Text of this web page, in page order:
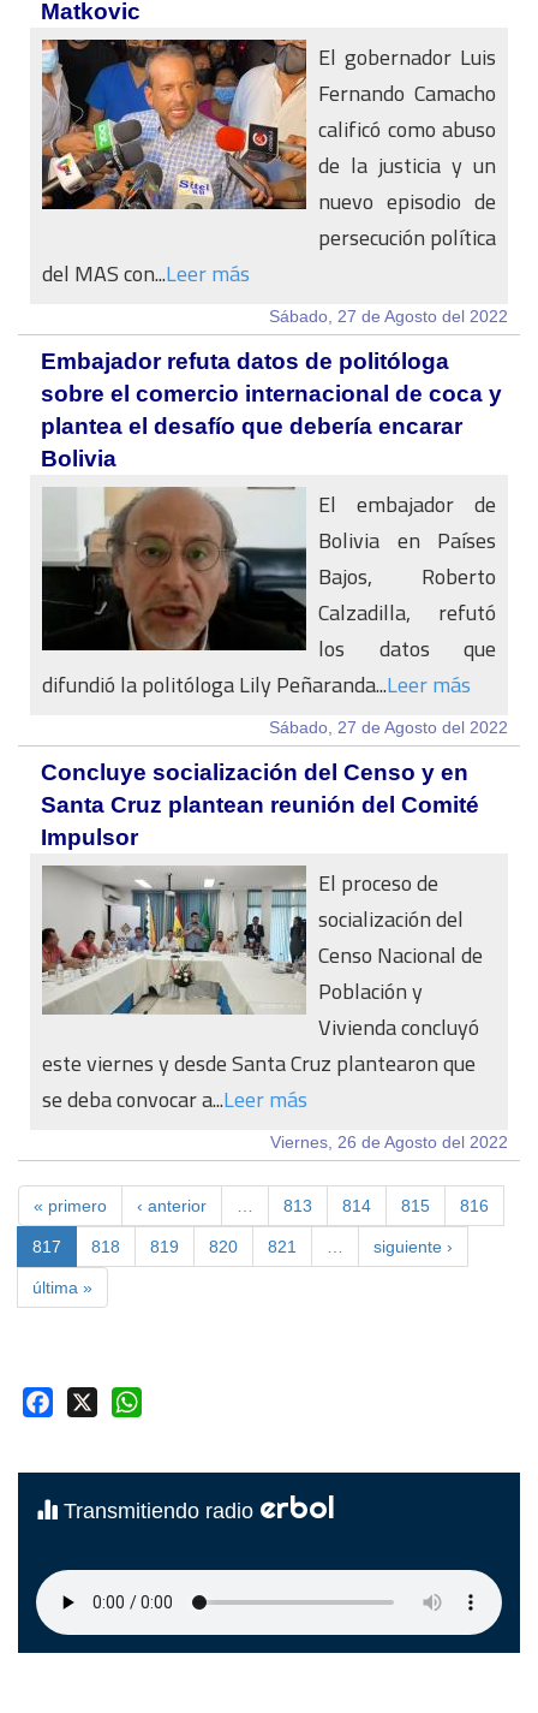
Matkovic
El gobernador Luis
Fernando Camacho
calificó como abuso
de la justicia y un
nuevo episodio de
persecución política
del MAS con...Leer más
Sábado, 27 de Agosto del 2022
Embajador refuta datos de politóloga
sobre el comercio internacional de coca y
plantea el desafío que debería encarar
Bolivia
El embajador de
Bolivia en Países
Bajos, Roberto
Calzadilla, refutó
los datos que
difundió la politóloga Lily Peñaranda...Leer más
Sábado, 27 de Agosto del 2022
Concluye socialización del Censo y en
Santa Cruz plantean reunión del Comité
Impulsor
El proceso de
socialización del
Censo Nacional de
Población y
Vivienda concluyó
este viernes y desde Santa Cruz plantearon que
se deba convocar a...Leer más
Viernes, 26 de Agosto del 2022
« primero ‹ anterior 813 814 815 816
817 818 819 820 821 siguiente ›
última »
Facebook
Transmitiendo radio erbol